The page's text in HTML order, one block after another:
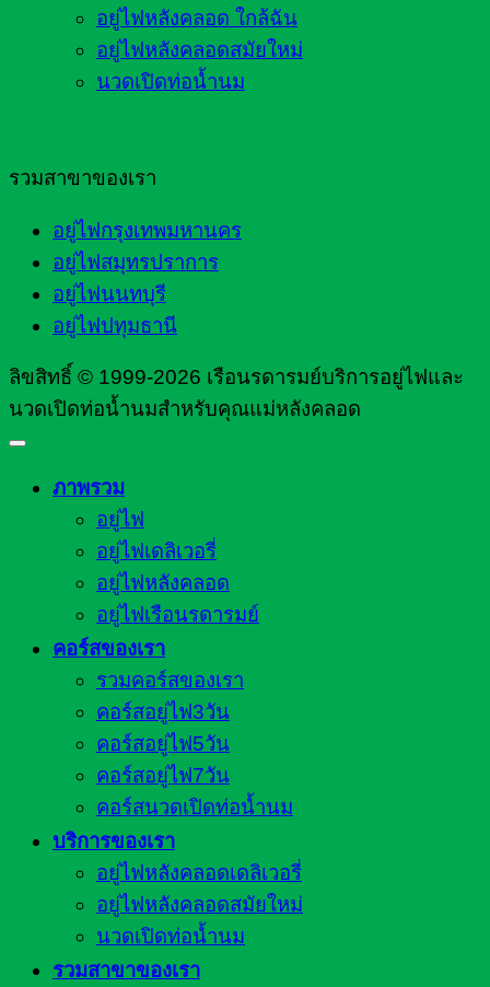
อยู่ไฟหลังคลอด ใกล้ฉัน
อยู่ไฟหลังคลอดสมัยใหม่
นวดเปิดท่อน้ำนม
รวมสาขาของเรา
อยู่ไฟกรุงเทพมหานคร
อยู่ไฟสมุทรปราการ
อยู่ไฟนนทบุรี
อยู่ไฟปทุมธานี
ลิขสิทธิ์ © 1999-2026 เรือนรดารมย์บริการอยู่ไฟและ
นวดเปิดท่อน้ำนมสำหรับคุณแม่หลังคลอด
ภาพรวม
อยู่ไฟ
อยู่ไฟเดลิเวอรี่
อยู่ไฟหลังคลอด
อยู่ไฟเรือนรดารมย์
คอร์สของเรา
รวมคอร์สของเรา
คอร์สอยู่ไฟ3วัน
คอร์สอยู่ไฟ5วัน
คอร์สอยู่ไฟ7วัน
คอร์สนวดเปิดท่อน้ำนม
บริการของเรา
อยู่ไฟหลังคลอดเดลิเวอรี่
อยู่ไฟหลังคลอดสมัยใหม่
นวดเปิดท่อน้ำนม
รวมสาขาของเรา